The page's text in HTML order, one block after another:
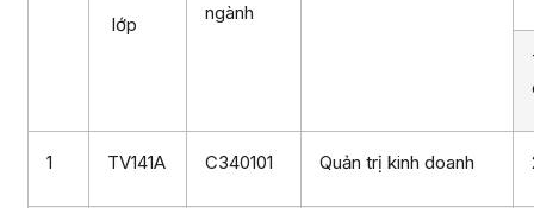
lớp
ngành
1 TV141A C340101 Quản trị kinh doanh